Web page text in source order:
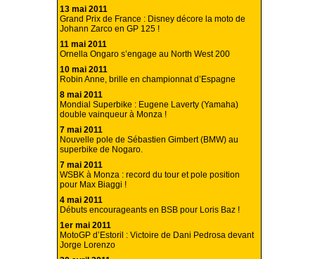
13 mai 2011
Grand Prix de France : Disney décore la moto de
Johann Zarco en GP 125 !
11 mai 2011
Ornella Ongaro s’engage au North West 200
10 mai 2011
Robin Anne, brille en championnat d’Espagne
8 mai 2011
Mondial Superbike : Eugene Laverty (Yamaha)
double vainqueur à Monza !
7 mai 2011
Nouvelle pole de Sébastien Gimbert (BMW) au
superbike de Nogaro.
7 mai 2011
WSBK à Monza : record du tour et pole position
pour Max Biaggi !
4 mai 2011
Débuts encourageants en BSB pour Loris Baz !
1er mai 2011
MotoGP d’Estoril : Victoire de Dani Pedrosa devant
Jorge Lorenzo